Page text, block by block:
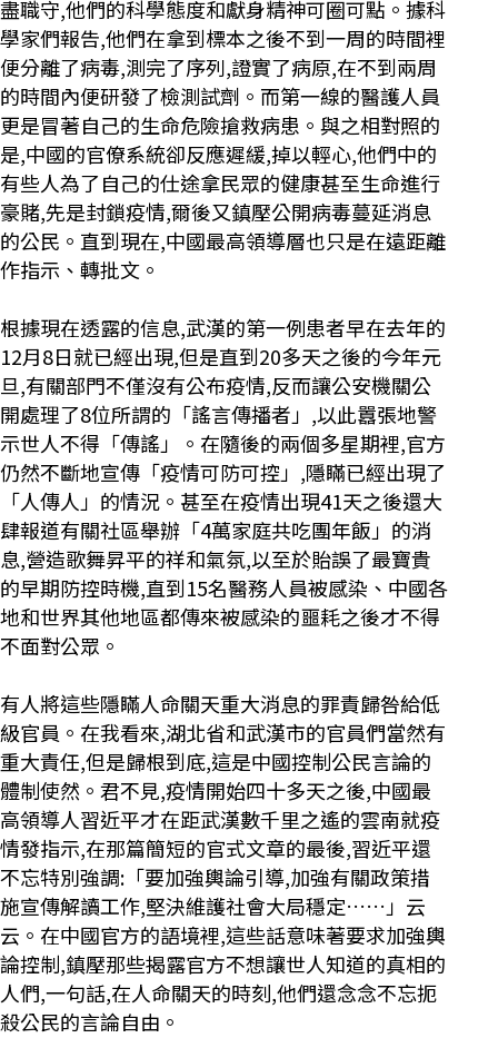
盡職守,他們的科學態度和獻身精神可圈可點。據科
學家們報告,他們在拿到標本之後不到一周的時間裡
便分離了病毒,測完了序列,證實了病原,在不到兩周
的時間內便研發了檢測試劑。而第一線的醫護人員
更是冒著自己的生命危險搶救病患。與之相對照的
是,中國的官僚系統卻反應遲緩,掉以輕心,他們中的
有些人為了自己的仕途拿民眾的健康甚至生命進行
豪賭,先是封鎖疫情,爾後又鎮壓公開病毒蔓延消息
的公民。直到現在,中國最高領導層也只是在遠距離
作指示、轉批文。
根據現在透露的信息,武漢的第一例患者早在去年的
12月8日就已經出現,但是直到20多天之後的今年元
旦,有關部門不僅沒有公布疫情,反而讓公安機關公
開處理了8位所謂的「謠言傳播者」,以此囂張地警
示世人不得「傳謠」。在隨後的兩個多星期裡,官方
仍然不斷地宣傳「疫情可防可控」,隱瞞已經出現了
「人傳人」的情況。甚至在疫情出現41天之後還大
肆報道有關社區舉辦「4萬家庭共吃團年飯」的消
息,營造歌舞昇平的祥和氣氛,以至於貽誤了最寶貴
的早期防控時機,直到15名醫務人員被感染、中國各
地和世界其他地區都傳來被感染的噩耗之後才不得
不面對公眾。
有人將這些隱瞞人命關天重大消息的罪責歸咎給低
級官員。在我看來,湖北省和武漢市的官員們當然有
重大責任,但是歸根到底,這是中國控制公民言論的
體制使然。君不見,疫情開始四十多天之後,中國最
高領導人習近平才在距武漢數千里之遙的雲南就疫
情發指示,在那篇簡短的官式文章的最後,習近平還
不忘特別強調:「要加強輿論引導,加強有關政策措
施宣傳解讀工作,堅決維護社會大局穩定……」云
云。在中國官方的語境裡,這些話意味著要求加強輿
論控制,鎮壓那些揭露官方不想讓世人知道的真相的
人們,一句話,在人命關天的時刻,他們還念念不忘扼
殺公民的言論自由。